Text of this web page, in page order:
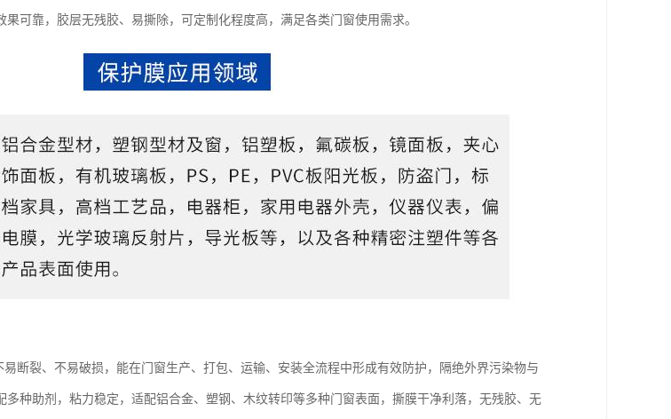
可靠，胶层无残胶、易撕除，可定制化程度高，满足各类门窗使用需求。
断裂、不易破损，能在门窗生产、打包、运输、安装全流程中形成有效防护，隔绝外界污染物与
多种助剂，粘力稳定，适配铝合金、塑钢、木纹转印等多种门窗表面，撕膜干净利落，无残胶、无